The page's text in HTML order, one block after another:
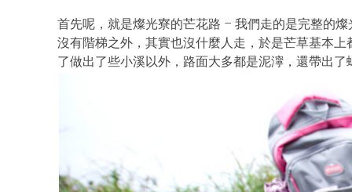
首先呢，就是燦光寮的芒花路 – 我們走的是完整的
沒有階梯之外，其實也沒什麼人走，於是芒草基本
了做出了些小溪以外，路面大多都是泥濘，還帶出了